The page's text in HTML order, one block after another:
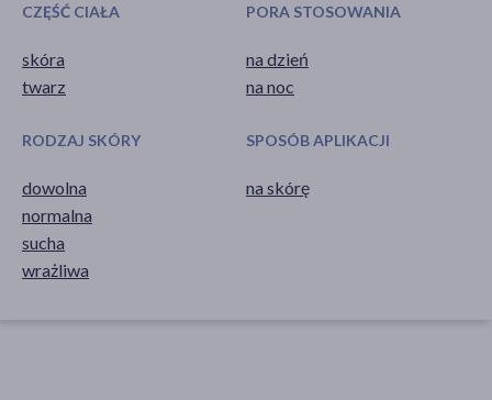
CZĘŚĆ CIAŁA
skóra
twarz
PORA STOSOWANIA
na dzień
na noc
RODZAJ SKÓRY
dowolna
normalna
sucha
wrażliwa
SPOSÓB APLIKACJI
na skórę